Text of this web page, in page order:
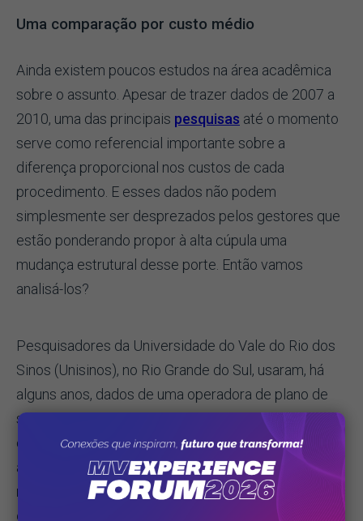
Uma comparação por custo médio
Ainda existem poucos estudos na área acadêmica
sobre o assunto. Apesar de trazer dados de 2007 a
2010, uma das principais pesquisas até o momento
serve como referencial importante sobre a
diferença proporcional nos custos de cada
procedimento. E esses dados não podem
simplesmente ser desprezados pelos gestores que
estão ponderando propor à alta cúpula uma
mudança estrutural desse porte. Então vamos
analisá-los?
Pesquisadores da Universidade do Vale do Rio dos
Sinos (Unisinos), no Rio Grande do Sul, usaram, há
alguns anos, dados de uma operadora de plano de
saúde de Porto Alegre, comparando seus custos
com a rede própria em relação aos valores pagos
aos prestadores mais em conta da região.
método de comparação empregado foi o de
custeio pleno, sendo mais abrangente, pois